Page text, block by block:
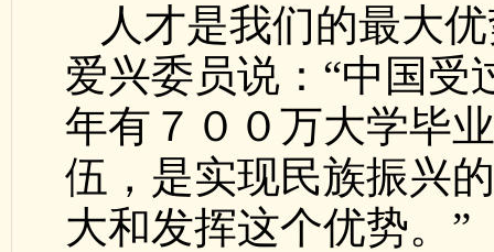
人才是我们的最大
爱兴委员说：“中国受
年有７００万大学毕
伍，是实现民族振兴
大和发挥这个优势。”